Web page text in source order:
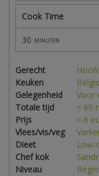
Cook Time
30 minuten
Gerecht
Keuken
Gelegenheid
Voor
Totale tijd
< 60
Prijs
< 6
Vlees/vis/veg
Dieet
Low-
Chef kok
Niveau